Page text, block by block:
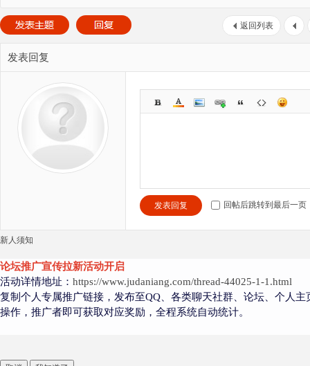
返回列表
发表回复
发表回复 回帖后跳转到最后一页
新人须知
论坛推广宣传拉新活动开启
活动详情地址： https://www.judaniang.com/thread-44025-1-1.html
复制个人专属推广链接，发布至QQ、各类聊天社群、论坛、个人
操作，推广者即可获取对应奖励，全程系统自动统计。